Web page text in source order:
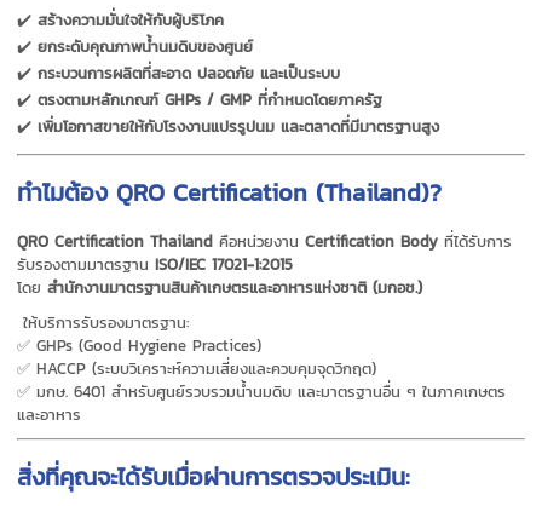
✔️สร้างความมั่นใจให้กับผู้บริโภค
✔️ยกระดับคุณภาพน้ำนมดิบของศูนย์
✔️กระบวนการผลิตที่สะอาด ปลอดภัย และเป็นระบบ
✔️ตรงตามหลักเกณฑ์ GHPs / GMP ที่กำหนดโดยภาครัฐ
✔️เพิ่มโอกาสขายให้กับโรงงานแปรรูปนม และตลาดที่มีมาตรฐานสูง
ทำไมต้อง QRO Certification (Thailand)?
QRO Certification Thailand คือหน่วยงานCertification Body ที่ได้รับการ
รับรองตามมาตรฐานISO/IEC 17021-1:2015
โดยสำนักงานมาตรฐานสินค้าเกษตรและอาหารแห่งชาติ (มกอช.)
ให้บริการรับรองมาตรฐาน:
✅ GHPs (Good Hygiene Practices)
✅ HACCP (ระบบวิเคราะห์ความเสี่ยงและควบคุมจุดวิกฤต)
✅ มกษ. 6401 สำหรับศูนย์รวบรวมน้ำนมดิบ และมาตรฐานอื่น ๆ ในภาคเกษตร
และอาหาร
สิ่งที่คุณจะได้รับเมื่อผ่านการตรวจประเมิน: